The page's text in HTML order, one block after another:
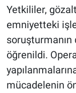
Yetkililer,
emniyetteki
öğrenildi.
mücadelenin